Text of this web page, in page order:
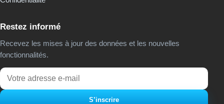
Restez informé
Recevez les mises à jour des données et les nouvelles
fonctionnalités.
Email
S’inscrire